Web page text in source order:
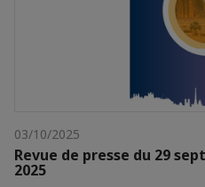
03/10/2025
Revue de presse du 29
2025